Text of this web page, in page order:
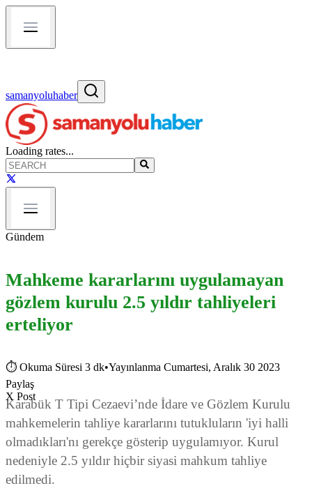
samanyoluhaber
Loading rates...
Gündem
Mahkeme kararlarını uygulamayan
gözlem kurulu 2.5 yıldır tahliyeleri
erteliyor
⏱ Okuma Süresi 3 dk•Yayınlanma Cumartesi, Aralık 30 2023
Paylaş
X Post
Karabük T Tipi Cezaevi’nde İdare ve Gözlem Kurulu
mahkemelerin tahliye kararlarını tutukluların 'iyi halli
olmadıkları'nı gerekçe gösterip uygulamıyor. Kurul
nedeniyle 2.5 yıldır hiçbir siyasi mahkum tahliye
edilmedi.